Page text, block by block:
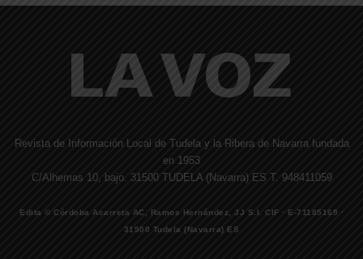
Revista de Información Local de Tudela y la Ribera de Navarra fundada
en 1953
C/Alhemas 10, bajo. 31500 TUDELA (Navarra) ES T. 948411059
Edita © Córdoba Acarreta AC, Ramos Hernández, JJ S.I. CIF · E-71185169 ·
31500 Tudela (Navarra) ES